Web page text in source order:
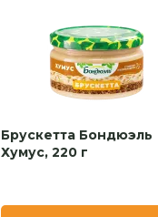
Брускетта Бондюэль
Хумус, 220 г